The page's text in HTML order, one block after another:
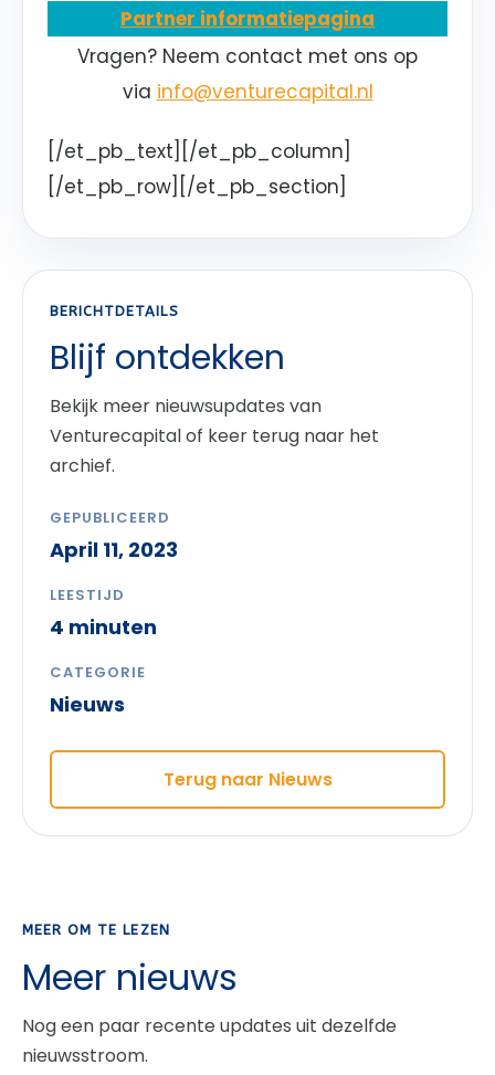
Partner informatiepagina
Vragen? Neem contact met ons op
via info@venturecapital.nl
[/et_pb_text][/et_pb_column]
[/et_pb_row][/et_pb_section]
BERICHTDETAILS
Blijf ontdekken
Bekijk meer nieuwsupdates van
Venturecapital of keer terug naar het
archief.
GEPUBLICEERD
April 11, 2023
LEESTIJD
4 minuten
CATEGORIE
Nieuws
Terug naar Nieuws
MEER OM TE LEZEN
Meer nieuws
Nog een paar recente updates uit dezelfde
nieuwsstroom.